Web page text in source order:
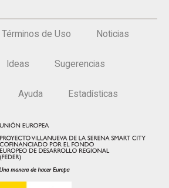
Términos de Uso Noticias
Ideas Sugerencias
Ayuda Estadísticas